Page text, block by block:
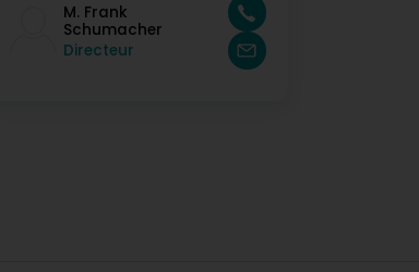
M. Frank
Schumacher
Directeur